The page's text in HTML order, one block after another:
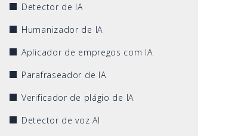
Detector de IA
Humanizador de IA
Aplicador de empregos com IA
Parafraseador de IA
Verificador de plágio de IA
Detector de voz AI